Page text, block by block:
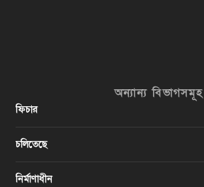
অন্যান্য বিভাগসমূহ
ফিচার
চলিতেছে
নির্মাণাধীন